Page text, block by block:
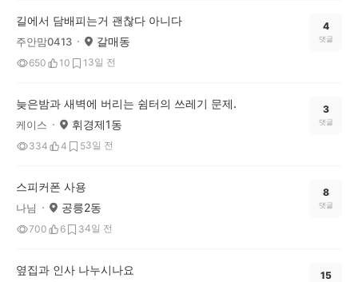
길에서 담배피는거 괜찮다 아니다
주안맘0413 갈매동
650 10 1 3일 전
4
댓글
늦은밤과 새벽에 버리는 쉼터의 쓰레기 문제.
케이스 휘경제1동
334 4 53일 전
3
댓글
스피커폰 사용
나님 공릉2동
700 6 34일 전
8
댓글
옆집과 인사 나누시나요 15